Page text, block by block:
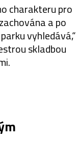
charakteru pro
a po
vyhledává,“
skladbou